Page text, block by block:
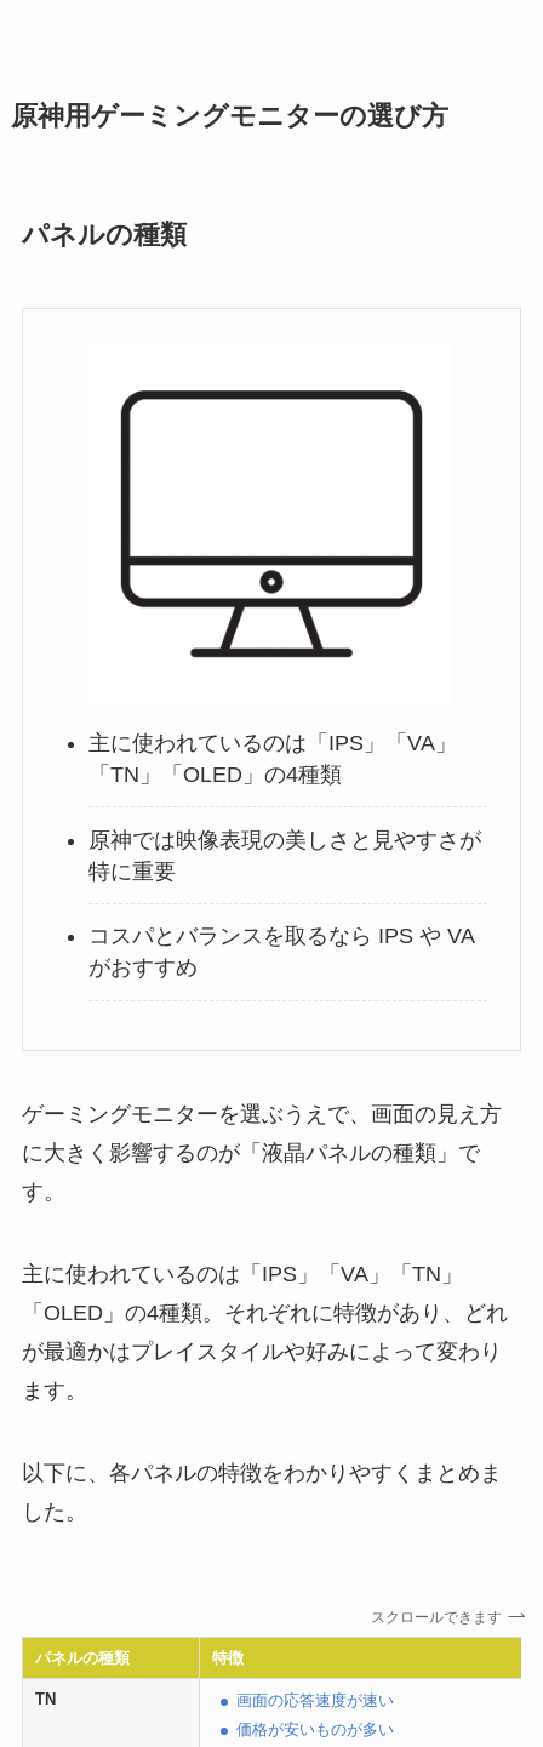
原神用ゲーミングモニターの選び方
パネルの種類
主に使われているのは「IPS」「VA」
「TN」「OLED」の4種類
原神では映像表現の美しさと見やすさが
特に重要
コスパとバランスを取るなら IPS や VA
がおすすめ
ゲーミングモニターを選ぶうえで、画面の見え方
に大きく影響するのが「液晶パネルの種類」で
す。
主に使われているのは「IPS」「VA」「TN」
「OLED」の4種類。それぞれに特徴があり、どれ
が最適かはプレイスタイルや好みによって変わり
ます。
以下に、各パネルの特徴をわかりやすくまとめま
した。
スクロールできます
パネルの種類 特徴
TN
画面の応答速度が速い
価格が安いものが多い